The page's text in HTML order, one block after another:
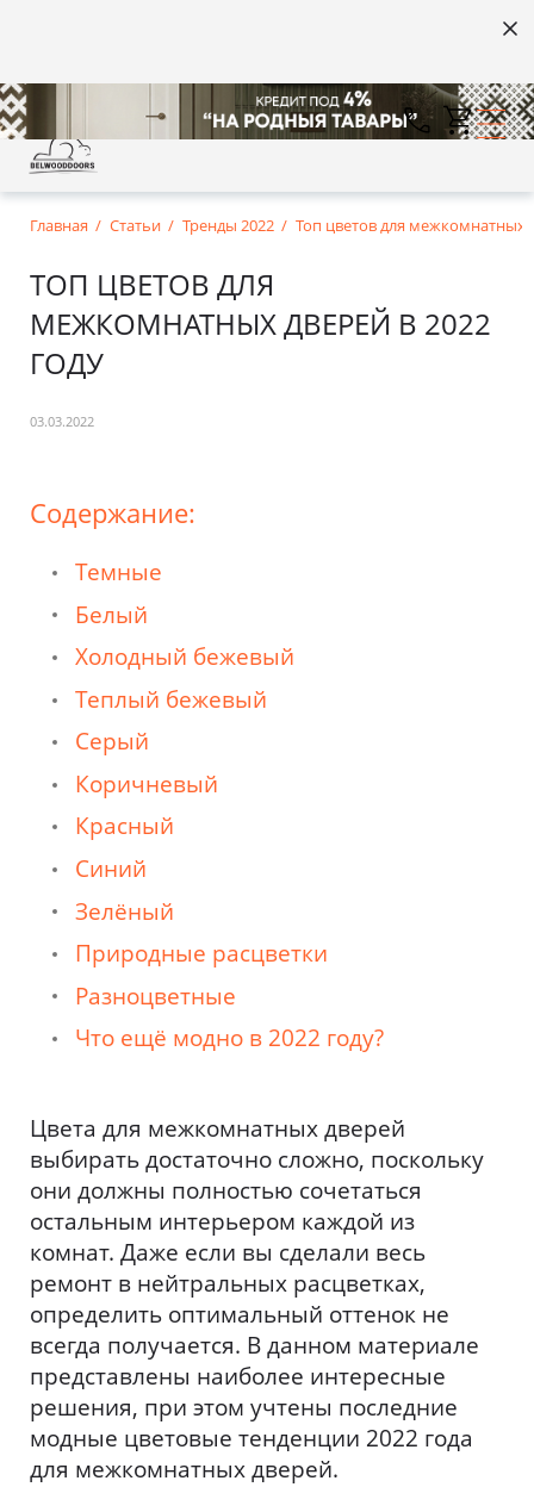
Главная Статьи Тренды 2022 Топ цветов для межкомнатных
ТОП ЦВЕТОВ ДЛЯ
МЕЖКОМНАТНЫХ ДВЕРЕЙ В 2022
ГОДУ
03.03.2022
Содержание:
Темные
Белый
Холодный бежевый
Теплый бежевый
Серый
Коричневый
Красный
Синий
Зелёный
Природные расцветки
Разноцветные
Что ещё модно в 2022 году?
Цвета для межкомнатных дверей
выбирать достаточно сложно, поскольку
они должны полностью сочетаться
остальным интерьером каждой из
комнат. Даже если вы сделали весь
ремонт в нейтральных расцветках,
определить оптимальный оттенок не
всегда получается. В данном материале
представлены наиболее интересные
решения, при этом учтены последние
модные цветовые тенденции 2022 года
для межкомнатных дверей.